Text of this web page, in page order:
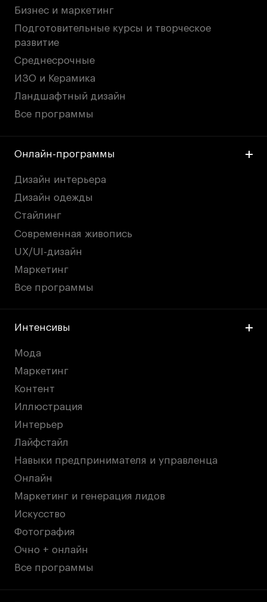
Бизнес и маркетинг
Подготовительные курсы и творческое
развитие
Среднесрочные
ИЗО и Керамика
Ландшафтный дизайн
Все программы
Онлайн-программы
Дизайн интерьера
Дизайн одежды
Стайлинг
Современная живопись
UX/UI-дизайн
Маркетинг
Все программы
Интенсивы
Мода
Маркетинг
Контент
Иллюстрация
Интерьер
Лайфстайл
Навыки предпринимателя и управленца
Онлайн
Маркетинг и генерация лидов
Искусство
Фотография
Очно + онлайн
Все программы